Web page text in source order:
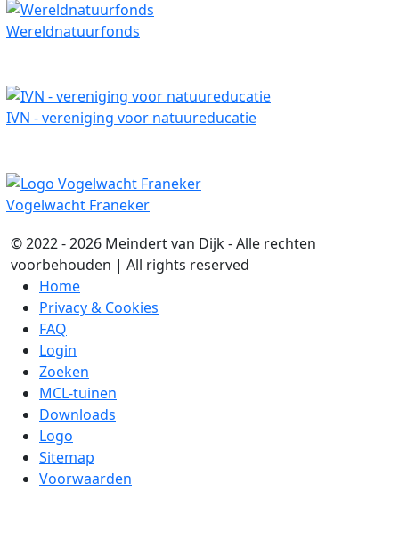
Wereldnatuurfonds
IVN - vereniging voor natuureducatie
Vogelwacht Franeker
© 2022 - 2026 Meindert van Dijk - Alle rechten
voorbehouden | All rights reserved
Home
Privacy & Cookies
FAQ
Login
Zoeken
MCL-tuinen
Downloads
Logo
Sitemap
Voorwaarden